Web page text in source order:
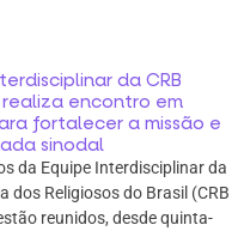
da CRB
encontro em
fortalecer a missão e
sinodal
da Equipe Interdisciplinar da
dos Religiosos do Brasil (CRB
reunidos, desde quinta-